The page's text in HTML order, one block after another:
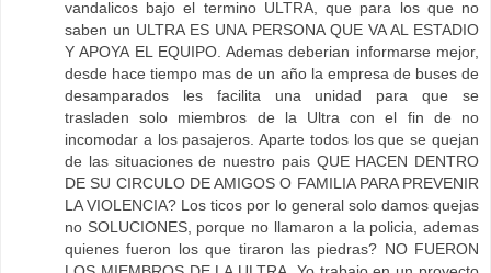
vandalicos bajo el termino ULTRA, que para los que no
saben un ULTRA ES UNA PERSONA QUE VA AL ESTADIO
Y APOYA EL EQUIPO. Ademas deberian informarse mejor,
desde hace tiempo mas de un año la empresa de buses de
desamparados les facilita una unidad para que se
trasladen solo miembros de la Ultra con el fin de no
incomodar a los pasajeros. Aparte todos los que se quejan
de las situaciones de nuestro pais QUE HACEN DENTRO
DE SU CIRCULO DE AMIGOS O FAMILIA PARA PREVENIR
LA VIOLENCIA? Los ticos por lo general solo damos quejas
no SOLUCIONES, porque no llamaron a la policia, ademas
quienes fueron los que tiraron las piedras? NO FUERON